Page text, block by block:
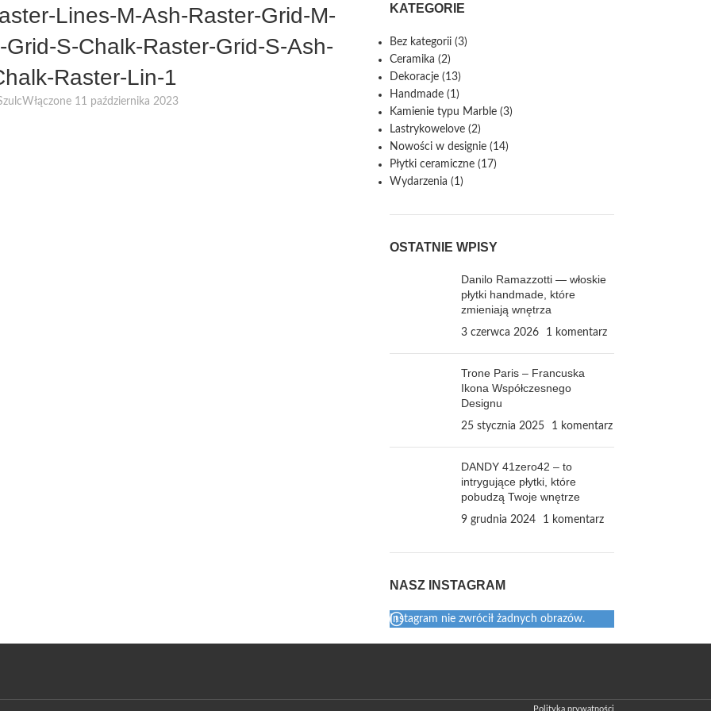
Lines-M-Ash-Raster-Grid-M-
S-Chalk-Raster-Grid-S-Ash-
Raster-Lin-1
Włączone 11 października 2023
KATEGORIE
Bez kategorii(3)
Ceramika (2)
Dekoracje(13)
Handmade(1)
Kamienie typu Marble(3)
Lastrykowelove(2)
Nowości w designie(14)
Płytki ceramiczne(17)
Wydarzenia (1)
OSTATNIE WPISY
Danilo Ramazzotti — włoskie
płytki handmade, które
zmieniają wnętrza
3 czerwca 2026 1 komentarz
Trone Paris – Francuska
Ikona Współczesnego
Designu
25 stycznia 2025 1 komentarz
DANDY 41zero42 – to
intrygujące płytki, które
pobudzą Twoje wnętrze
9 grudnia 2024 1 komentarz
NASZ INSTAGRAM
Instagram nie zwrócił żadnych obrazów.
Polityka prywatności